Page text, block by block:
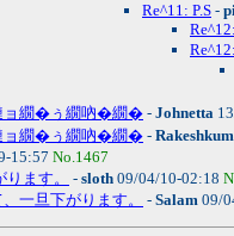
Re^11: P.S -
ョ繝�ぅ繝吶�繝� - Johnetta
ョ繝�ぅ繝吶�繝� -
15:57 No.1467
ます。
- sloth 09/04/10-02:18
一旦下がります。
- Salam 09/